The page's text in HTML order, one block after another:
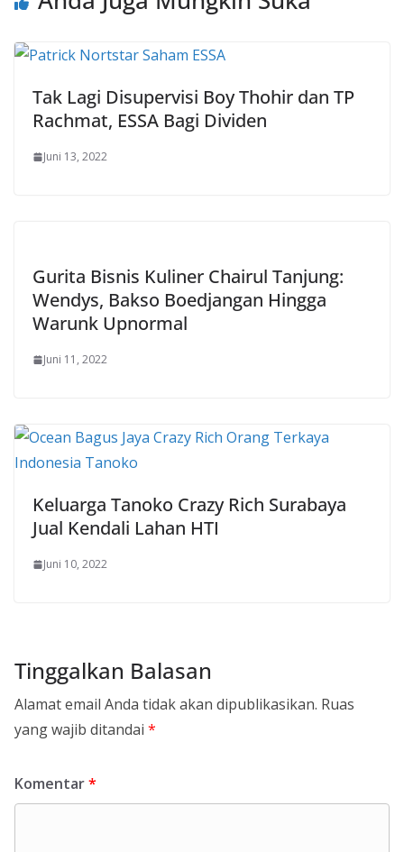
Tak Lagi Disupervisi Boy Thohir dan TP
Rachmat, ESSA Bagi Dividen
Juni 13, 2022
Gurita Bisnis Kuliner Chairul Tanjung:
Wendys, Bakso Boedjangan Hingga
Warunk Upnormal
Juni 11, 2022
Keluarga Tanoko Crazy Rich Surabaya
Jual Kendali Lahan HTI
Juni 10, 2022
Tinggalkan Balasan
Alamat email Anda tidak akan dipublikasikan. Ruas
yang wajib ditandai *
Komentar*